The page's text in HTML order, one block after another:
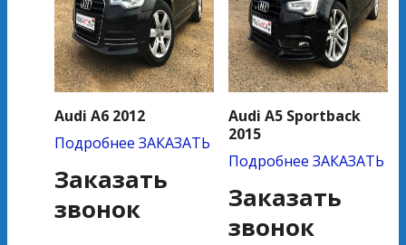
Audi A6 2012
Подробнее ЗАКАЗАТЬ
Заказать
звонок
Audi A5 Sportback
2015
Подробнее ЗАКАЗАТЬ
Заказать
звонок